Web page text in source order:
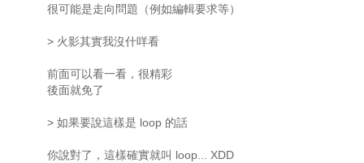
很可能是走向問題（例如編輯要求等）
> 火影其實我沒什咩看
前面可以看一看，很精彩
後面就免了
> 如果要說這樣是 loop 的話
你說對了，這樣確實就叫 loop... XDD